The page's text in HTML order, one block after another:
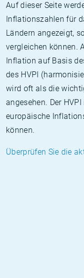
Auf dieser Seite
Inflationszahlen für
Ländern angezeigt,
vergleichen können.
Inflation auf Basis
des HVPI
wird oft als die
angesehen. Der
europäische
können.
Überprüfen Sie die